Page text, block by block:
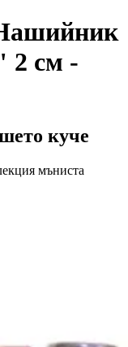
2 см -
куче
мъниста